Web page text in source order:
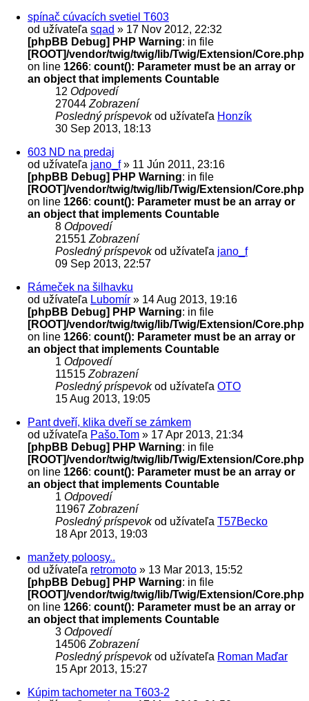
spínač cúvacích svetiel T603
od užívateľa sqad » 17 Nov 2012, 22:32
[phpBB Debug] PHP Warning: in file
[ROOT]/vendor/twig/twig/lib/Twig/Extension/Core.php
on line 1266: count(): Parameter must be an array or
an object that implements Countable
12 Odpovedí
27044 Zobrazení
Posledný príspevokod užívateľa Honzík
30 Sep 2013, 18:13
603 ND na predaj
od užívateľa jano_f» 11 Jún 2011, 23:16
[phpBB Debug] PHP Warning: in file
[ROOT]/vendor/twig/twig/lib/Twig/Extension/Core.php
on line 1266: count(): Parameter must be an array or
an object that implements Countable
8 Odpovedí
21551 Zobrazení
Posledný príspevokod užívateľa jano_f
09 Sep 2013, 22:57
Rámeček na šilhavku
od užívateľa Lubomír » 14 Aug 2013, 19:16
[phpBB Debug] PHP Warning: in file
[ROOT]/vendor/twig/twig/lib/Twig/Extension/Core.php
on line 1266: count(): Parameter must be an array or
an object that implements Countable
1 Odpovedí
11515 Zobrazení
Posledný príspevokod užívateľa OTO
15 Aug 2013, 19:05
Pant dveří, klika dveří se zámkem
od užívateľa Pašo.Tom » 17 Apr 2013, 21:34
[phpBB Debug] PHP Warning: in file
[ROOT]/vendor/twig/twig/lib/Twig/Extension/Core.php
on line 1266: count(): Parameter must be an array or
an object that implements Countable
1 Odpovedí
11967 Zobrazení
Posledný príspevokod užívateľa T57Becko
18 Apr 2013, 19:03
manžety poloosy..
od užívateľa retromoto » 13 Mar 2013, 15:52
[phpBB Debug] PHP Warning: in file
[ROOT]/vendor/twig/twig/lib/Twig/Extension/Core.php
on line 1266: count(): Parameter must be an array or
an object that implements Countable
3 Odpovedí
14506 Zobrazení
Posledný príspevokod užívateľa Roman Maďar
15 Apr 2013, 15:27
Kúpim tachometer na T603-2